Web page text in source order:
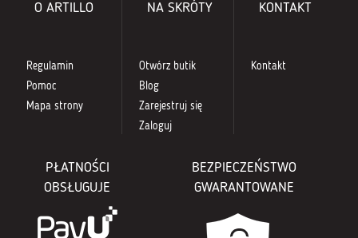
O ARTILLO
Regulamin
Pomoc
Mapa strony
NA SKRÓTY
Otwórz butik
Blog
Zarejestruj się
Zaloguj
KONTAKT
Kontakt
PŁATNOŚCI
OBSŁUGUJE
BEZPIECZEŃSTWO
GWARANTOWANE